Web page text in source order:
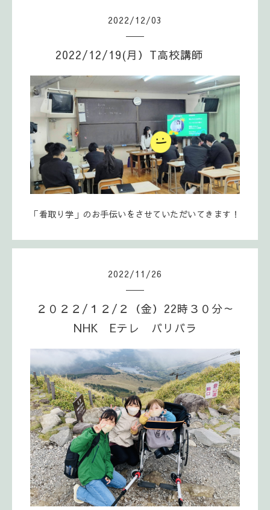
2022/12/03
2022/12/19(月）T高校講師
「看取り学」のお手伝いをさせていただいてきます！
2022/11 /26
２０２２/１２/２（金）22時３０分～
NHK Eテレ バリバラ